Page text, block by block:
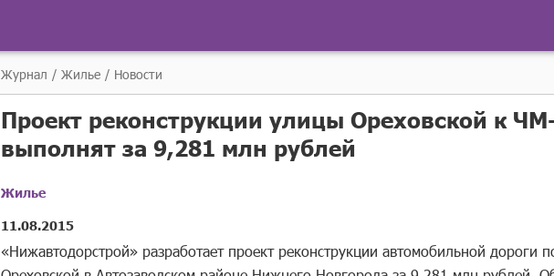
Журнал Жилье Новости
Проект реконструкции улицы Ореховской к
выполнят за 9,281 млн рублей
Жилье
11.08.2015
«Нижавтодорстрой» разработает проект реконструкции автомобильной дороги